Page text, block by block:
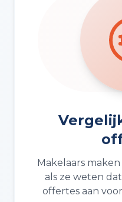
Makelaars
als ze weten
offertes aan